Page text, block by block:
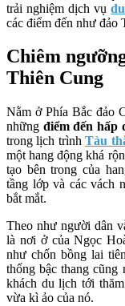
trải nghiệm dịch vụ
các điểm đến như
Chiêm
Thiên Cung
Nằm ở Phía Bắc đảo
những điểm đến hấp
trong lịch trình Tàu
một hang động khá
tạo bên trong của
tầng lớp và các vách
bắt mắt.
Theo như người dân
là nơi ở của Ngọc
như chốn bồng lai
thống bậc thang cũng
khách du lịch tới
vừa kì ảo của nó.